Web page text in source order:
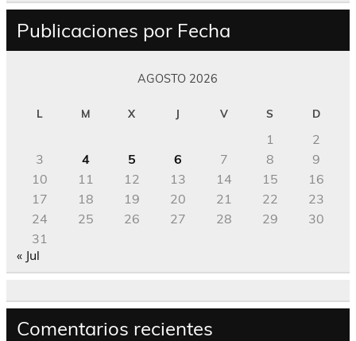
Publicaciones por Fecha
AGOSTO 2026
L M X J V S D
1
2
3
4 5 6 7 8
9
10
11 12 13 14 15
16
17
18 19 20 21 22
23
24
25 26 27 28 29
30
31
« Jul
Comentarios recientes